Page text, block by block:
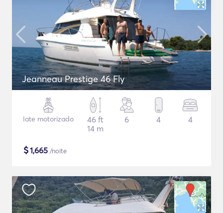
Jeanneau Prestige 46 Fly
Iate motorizado
46 ft
14 m
6 4 4
$1,665 /noite